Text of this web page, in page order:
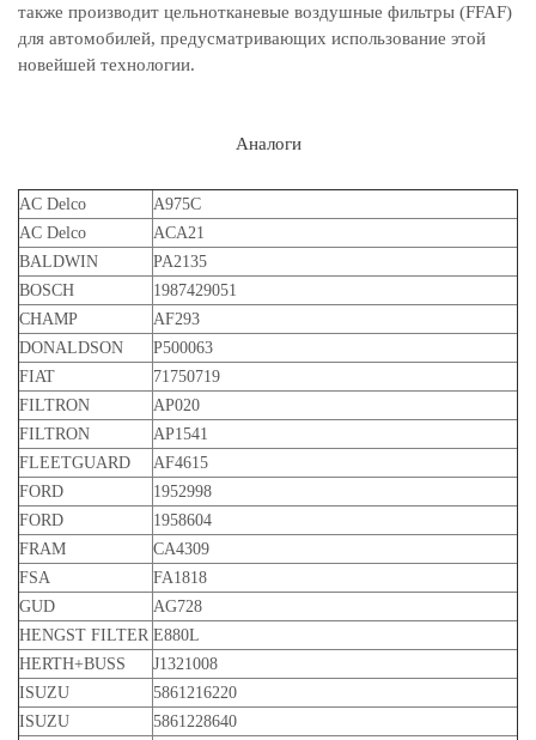
также производит цельнотканевые воздушные фильтры (FFAF)
для автомобилей, предусматривающих использование этой
новейшей технологии.
Аналоги
AC Delco
A975C
AC Delco
ACA21
BALDWIN
PA2135
BOSCH
1987429051
CHAMP
AF293
DONALDSON
P500063
FIAT
71750719
FILTRON
AP020
FILTRON
AP1541
FLEETGUARD
AF4615
FORD
1952998
FORD
1958604
FRAM
CA4309
FSA
FA1818
GUD
AG728
HENGST FILTER E880L
HERTH+BUSS
J1321008
ISUZU
5861216220
ISUZU
5861228640